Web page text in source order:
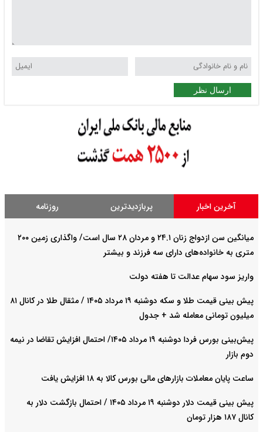
ارسال نظر
آخرین اخبار پربازدیدترین روزنامه
میانگین سن ازدواج زنان ۲۴.۱ و مردان ۲۸ سال است/ واگذاری زمین ۲۰۰
متری به خانواده‌های دارای سه فرزند و بیشتر
واریز سود سهام عدالت تا هفته دولت
پیش‌ بینی قیمت طلا و سکه دوشنبه ۱۹ مرداد ۱۴۰۵ / مثقال طلا در کانال ۸۱
میلیون تومانی معامله شد + جدول
پیش‌بینی بورس فردا دوشنبه ۱۹ مرداد ۱۴۰۵/ احتمال افزایش تقاضا در نیمه
دوم بازار
ساعت پایان معاملات بازارهای مالی بورس کالا به ۱۸ افزایش یافت
پیش‌ بینی قیمت دلار دوشنبه ۱۹ مرداد ۱۴۰۵ / احتمال بازگشت دلار به
کانال ۱۸۷ هزار تومان